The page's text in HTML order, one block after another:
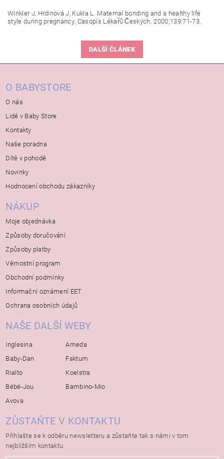
Winkler J, Hrdinová J, Kukla L. Maternal bonding and a healthy life
style during pregnancy. Casopís Lékar̆ů C̆eských. 2000;139:71-73.
DALŠÍ ČLÁNEK
O BABYSTORE
O nás
Lidé v Baby Store
Kontakty
Naše poradna
Dítě v pohodě
Novinky
Hodnocení obchodu zákazníky
NÁKUP
Moje objednávka
Způsoby doručování
Způsoby platby
Věrnostní program
Obchodní podmínky
Informační oznámení EET
Ochrana osobních údajů
NAŠE DALŠÍ WEBY
Inglesina
Baby-Dan
Rialto
Bébé-Jou
Avova
Ameda
Faktum
Koelstra
Bambino-Mio
ZŮSTAŇTE V KONTAKTU
Přihlašte se k odběru newsletteru a zůstaňte tak s námi v tom
nejbližším kontaktu.